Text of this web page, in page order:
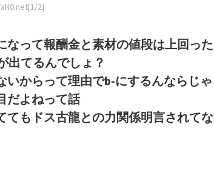
2]
って報酬金と素材の値段は上回った
出てるんでしょ？
からって理由でb-にするんならじゃ
だよねって話
てもドス古龍との力関係明言されてな